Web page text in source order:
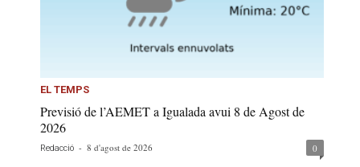
EL TEMPS
Previsió de l’AEMET a Igualada avui 8 de Agost de
2026
Redacció - 8 d'agost de 2026 0